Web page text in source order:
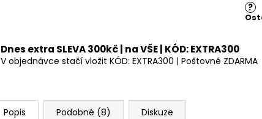
?
Dnes extra SLEVA 300kč | na VŠE | KÓD: EXTRA300
V objednávce stačí vložit KÓD: EXTRA300 | Poštovné ZDARMA
Popis Podobné (8) Diskuze